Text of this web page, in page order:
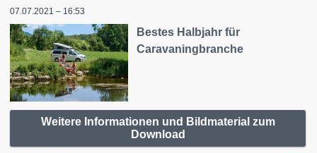
07.07.2021 – 16:53
Bestes Halbjahr für
Caravaningbranche
Weitere Informationen und Bildmaterial zum
Download